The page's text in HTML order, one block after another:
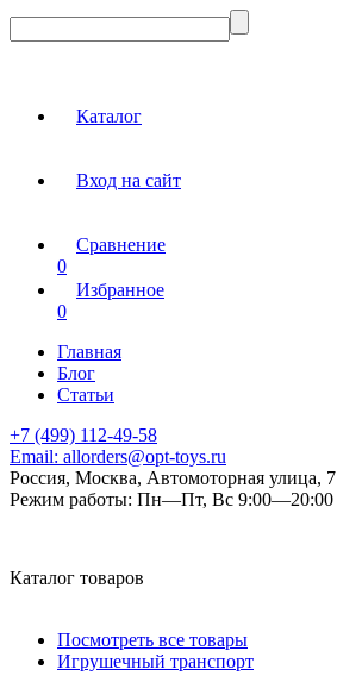
Каталог
Вход на сайт
Сравнение
0
Избранное
0
Главная
Блог
Статьи
+7 (499) 112-49-58
Email: allorders@opt-toys.ru
Россия, Москва, Автомоторная улица, 7
Режим работы: Пн—Пт, Вс 9:00—20:00
Каталог товаров
Посмотреть все товары
Игрушечный транспорт